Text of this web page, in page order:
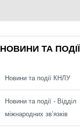
НОВИНИ ТА ПОДІЇ
Новини та події КНЛУ
Новини та події - Відділ
міжнародних зв’язків